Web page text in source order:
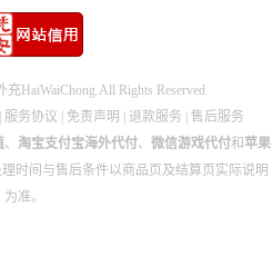
HaiWaiChong.All Rights Reserved
| 服务协议 | 免责声明 | 退款服务 | 售后服务
、 淘宝支付宝海外代付、 微信游戏代付和 苹果
时间与售后条件以商品页及结算页实际说明
为准。